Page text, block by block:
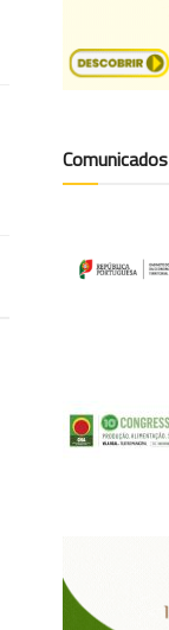
Comunicados